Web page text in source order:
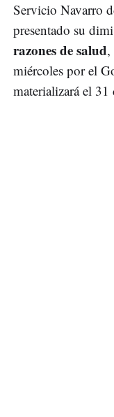
Servicio Navarro
presentado su
razones de salud,
miércoles por el
materializará el